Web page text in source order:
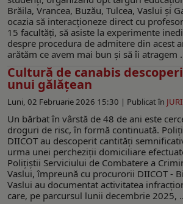
Brăila, Vrancea, Buzău, Tulcea, Vaslui și
ocazia să interacționeze direct cu
15 facultăți, să asiste la experimente
despre procedura de admitere din acest
arătăm ce avem mai bun și să îi atragem
Cultură de canabis
unui gălățean
Luni, 02 Februarie 2026 15:30 | Publicat în
Un bărbat în vârstă de 48 de ani este
droguri de risc, în formă continuată.
DIICOT au descoperit cantități
urma unei percheziții domiciliare
Polițiștii Serviciului de Combatere a
Vaslui, împreună cu procurorii DIICOT -
Vaslui au documentat activitatea
care, pe parcursul lunii decembrie 2025,